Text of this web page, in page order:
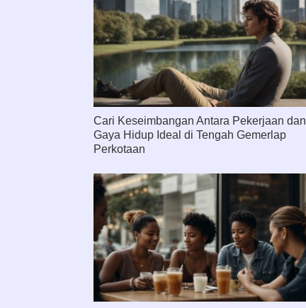
Cari Keseimbangan Antara Pekerjaan dan
Gaya Hidup Ideal di Tengah Gemerlap
Perkotaan